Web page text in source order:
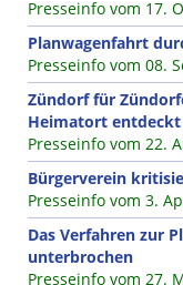
Presseinfo vom 17.
Planwagenfahrt
Presseinfo vom 08.
Zündorf für
Heimatort entdeckt
Presseinfo vom 22.
Bürgerverein
Presseinfo vom 3.
Das Verfahren zur
unterbrochen
Presseinfo vom 27.